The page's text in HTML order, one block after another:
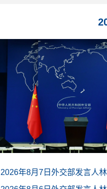
2026年8月7日外交部发言人